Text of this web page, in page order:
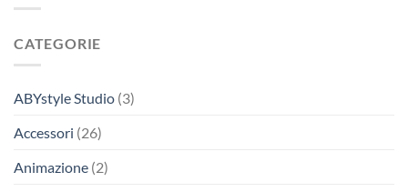
CATEGORIE
ABYstyle Studio (3)
Accessori (26)
Animazione (2)